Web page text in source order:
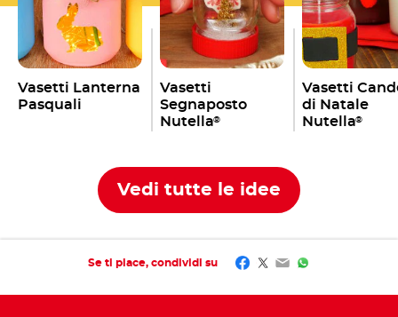
Vasetti Lanterna
Pasquali
Vasetti
Segnaposto
Nutella®
Vasetti
di Natale
Nutella®
Vedi tutte le idee
Se ti piace, condividi su Facebook
Twitter
EmailWhatsApp